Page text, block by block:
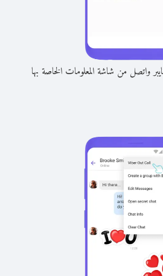
واتصل من شاشة المعلومات الخاصة بها